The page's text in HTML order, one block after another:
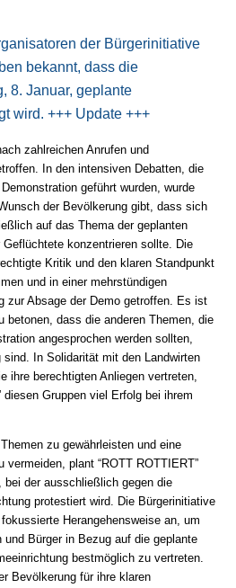
der Bürgerinitiative
bekannt, dass die
8. Januar, geplante
wird. +++ Update +++
zahlreichen Anrufen und
In den intensiven Debatten, die
geführt wurden, wurde
der Bevölkerung gibt, dass sich
auf das Thema der geplanten
konzentrieren sollte. Die
Kritik und den klaren Standpunkt
und in einer mehrstündigen
zur Absage der Demo getroffen. Es ist
betonen, dass die anderen Themen, die
angesprochen werden sollten,
In Solidarität mit den Landwirten
ihre berechtigten Anliegen vertreten,
diesen Gruppen viel Erfolg bei ihrem
zu gewährleisten und eine
vermeiden, plant “ROTT ROTTIERT”
der ausschließlich gegen die
protestiert wird. Die Bürgerinitiative
Herangehensweise an, um
und Bürger in Bezug auf die geplante
bestmöglich zu vertreten.
Bevölkerung für ihre klaren